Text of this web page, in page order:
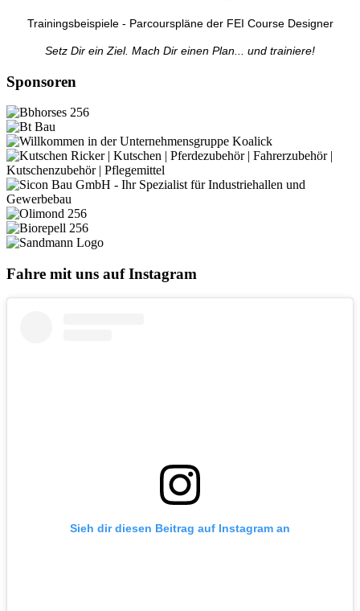
Trainingsbeispiele - Parcourspläne der FEI Course Designer
Setz Dir ein Ziel. Mach Dir einen Plan... und trainiere!
Sponsoren
Fahre mit uns auf Instagram
Sieh dir diesen Beitrag auf Instagram an